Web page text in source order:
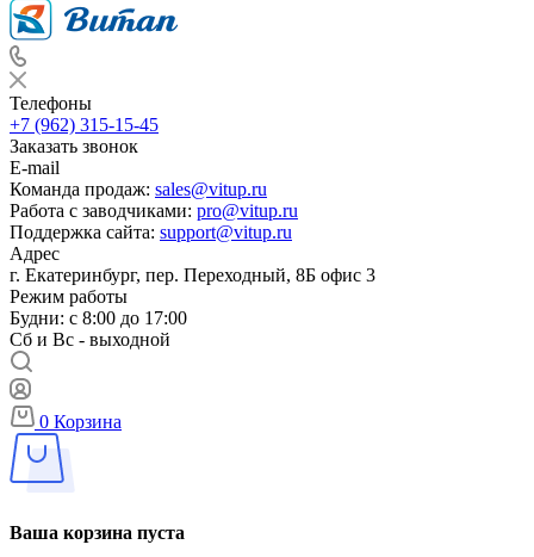
Телефоны
+7 (962) 315-15-45
Заказать звонок
E-mail
Команда продаж: sales@vitup.ru
Работа с заводчиками: pro@vitup.ru
Поддержка сайта: support@vitup.ru
Адрес
г. Екатеринбург, пер. Переходный, 8Б офис 3
Режим работы
Будни: с 8:00 до 17:00
Сб и Вс - выходной
0 Корзина
Ваша корзина пуста